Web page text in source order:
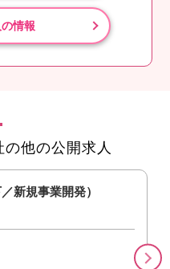
情報
他の公開求人
新規事業開発）